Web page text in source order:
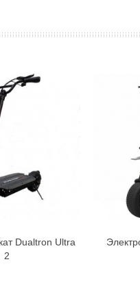
корзину
Dualtron Ultra
2